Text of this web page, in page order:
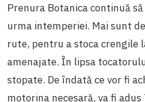
Prenura Botanica continuă
urma intemperiei. Mai sunt
rute, pentru a stoca crengile
amenajate. În lipsa
stopate. De îndată ce vor fi
motorina necesară, va fi